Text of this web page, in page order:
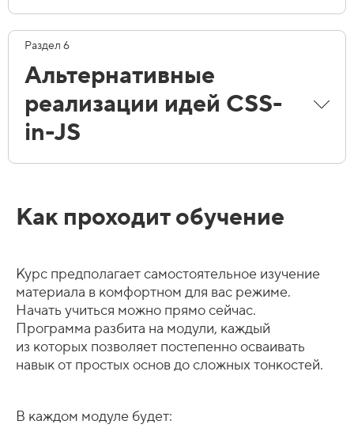
Раздел 6
Альтернативные
реализации идей CSS-
in-JS
Как проходит обучение
Курс предполагает самостоятельное изучение
материала в комфортном для вас режиме.
Начать учиться можно прямо сейчас.
Программа разбита на модули, каждый
из которых позволяет постепенно осваивать
навык от простых основ до сложных тонкостей.
В каждом модуле будет: